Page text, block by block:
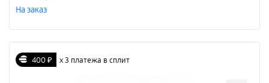
На заказ
400 ₽ х 3 платежа в сплит